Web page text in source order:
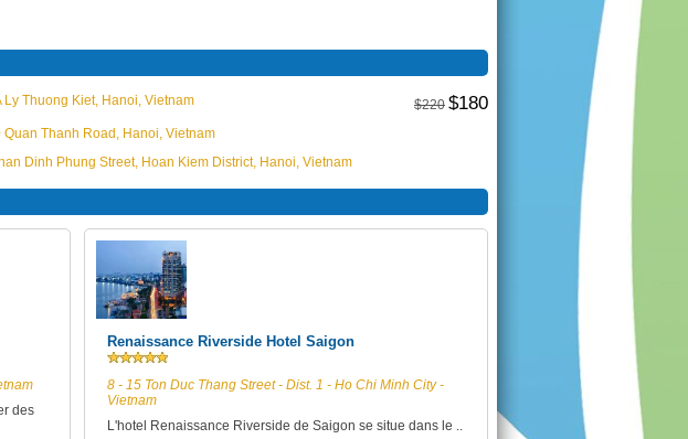
Ly Thuong Kiet, Hanoi, Vietnam $220 $180
Quan Thanh Road, Hanoi, Vietnam
Dinh Phung Street, Hoan Kiem District, Hanoi, Vietnam
des
Renaissance Riverside Hotel Saigon
8 - 15 Ton Duc Thang Street - Dist. 1 - Ho Chi Minh City -
Vietnam
L'hotel Renaissance Riverside de Saigon se situe dans le ..